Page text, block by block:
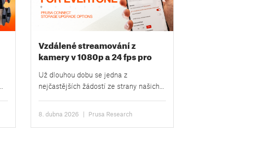
Vzdálené streamování z
kamery v 1080p a 24 fps pro
úložišť v PrusaConnectu
Už dlouhou dobu se jedna z
nejčastějších žádostí ze strany našich
8. dubna 2026 | Prusa Research